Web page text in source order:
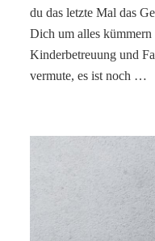
du das letzte Mal das
Dich um alles kümmern
Kinderbetreuung und
vermute, es ist noch …